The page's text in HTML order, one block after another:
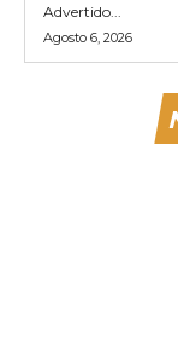
Advertido...
Agosto 6, 2026